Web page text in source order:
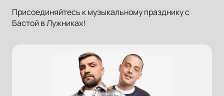
Присоединяйтесь к музыкальному празднику с
Бастой в Лужниках!